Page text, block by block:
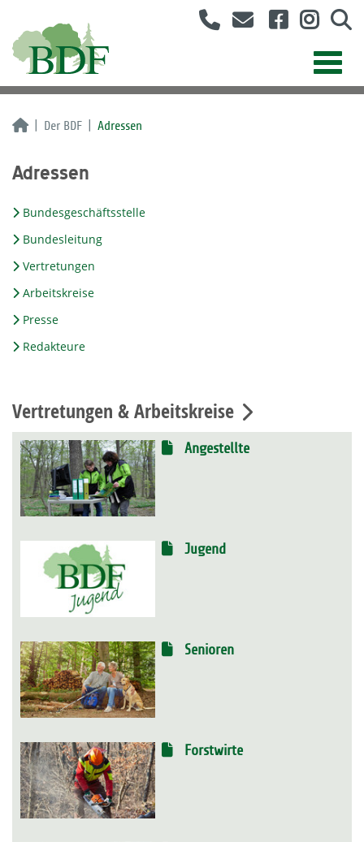
Der BDF Adressen
Adressen
Bundesgeschäftsstelle
Bundesleitung
Vertretungen
Arbeitskreise
Presse
Redakteure
Vertretungen & Arbeitskreise
Angestellte
Jugend
Senioren
Forstwirte